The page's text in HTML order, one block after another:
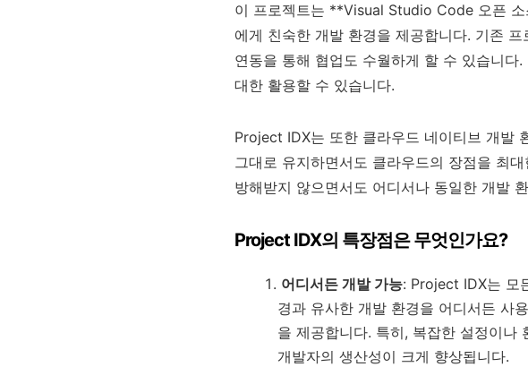
이 프로젝트는 **Visual Studio Code 오픈
에게 친숙한 개발 환경을 제공합니다. 기존
연동을 통해 협업도 수월하게 할 수 있습니
대한 활용할 수 있습니다.
Project IDX는 또한 클라우드 네이티브 개발
그대로 유지하면서도 클라우드의 장점을 최
방해받지 않으면서도 어디서나 동일한 개발
Project IDX의 특장점은 무엇인가요?
어디서든 개발 가능: Project IDX는 모
경과 유사한 개발 환경을 어디서든 사
을 제공합니다. 특히, 복잡한 설정이나
개발자의 생산성이 크게 향상됩니다.